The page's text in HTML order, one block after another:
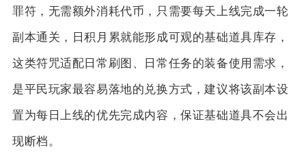
罪符，无需额外消耗代币，只需要每天上线完成一轮
副本通关，日积月累就能形成可观的基础道具库存，
这类符咒适配日常刷图、日常任务的装备使用需求，
是平民玩家最容易落地的兑换方式，建议将该副本设
置为每日上线的优先完成内容，保证基础道具不会出
现断档。